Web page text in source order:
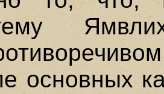
основных